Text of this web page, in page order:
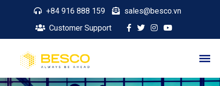
+84 916 888 159
sales@besco.vn
Customer Support